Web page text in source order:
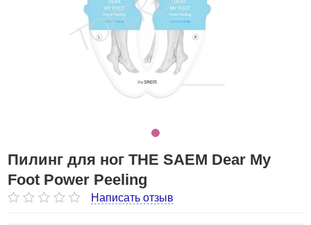
Пилинг для ног THE SAEM Dear My
Foot Power Peeling
Написать отзыв